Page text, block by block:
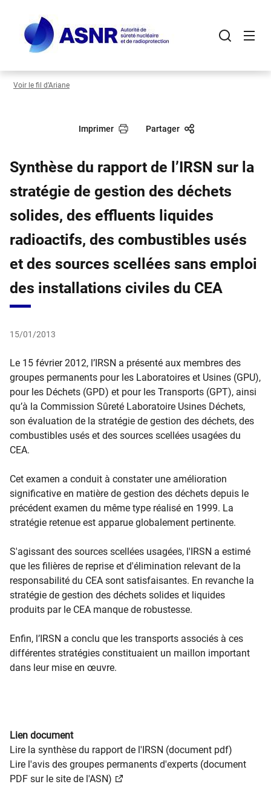
contenu
principal
Voir le fil d’Ariane
Imprimer Partager
Synthèse du rapport de l’IRSN sur la
stratégie de gestion des déchets
solides, des effluents liquides
radioactifs, des combustibles usés
et des sources scellées sans emploi
des installations civiles du CEA
15/01/2013
Le 15 février 2012, l’IRSN a présenté aux membres des
groupes permanents pour les Laboratoires et Usines (GPU),
pour les Déchets (GPD) et pour les Transports (GPT), ainsi
qu’à la Commission Sûreté Laboratoire Usines Déchets,
son évaluation de la stratégie de gestion des déchets, des
combustibles usés et des sources scellées usagées du
CEA.
Cet examen a conduit à constater une amélioration
significative en matière de gestion des déchets depuis le
précédent examen du même type réalisé en 1999. La
stratégie retenue est apparue globalement pertinente.
S'agissant des sources scellées usagées, l'IRSN a estimé
que les filières de reprise et d'élimination relevant de la
responsabilité du CEA sont satisfaisantes. En revanche la
stratégie de gestion des déchets solides et liquides
produits par le CEA manque de robustesse.
Enfin, l’IRSN a conclu que les transports associés à ces
différentes stratégies constituaient un maillon important
dans leur mise en œuvre.
Lien document
Lire la synthèse du rapport de l'IRSN (document pdf)
Lire l'avis des groupes permanents d'experts (document
PDF sur le site de l'ASN)